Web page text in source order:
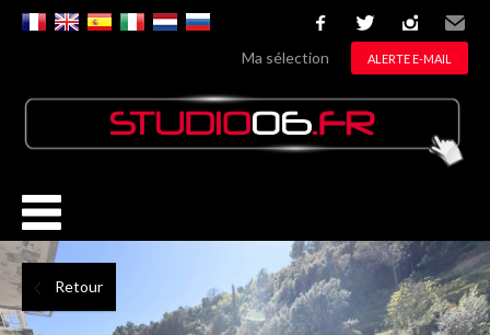
facebooktwitterinstagram
Email
Ma sélection ALERTE E-MAIL
Retour